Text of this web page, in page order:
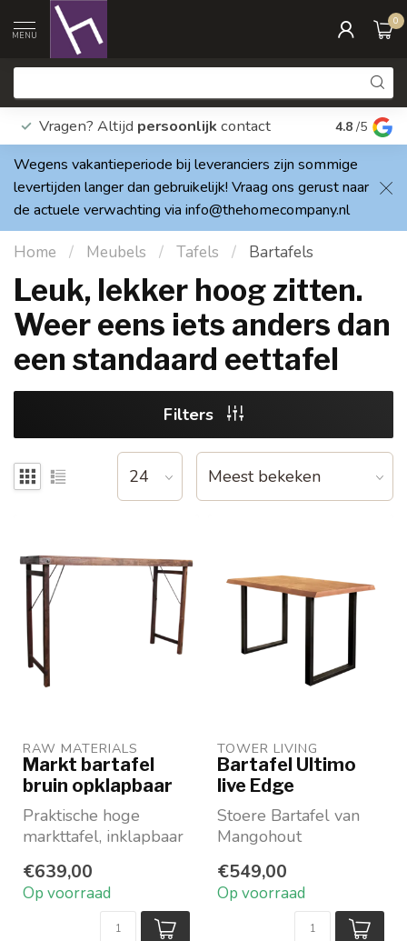
MENU
0
Vragen? Altijd persoonlijk contact Elke dag
4.8 /5
Wegens vakantieperiode bij leveranciers zijn sommige
levertijden langer dan gebruikelijk! Vraag ons gerust naar
de actuele verwachting via info@thehomecompany.nl
Home / Meubels / Tafels / Bartafels
Leuk, lekker hoog zitten.
Weer eens iets anders dan
een standaard eettafel
Filters
RAW MATERIALS
Markt bartafel
bruin opklapbaar
Praktische hoge
markttafel, inklapbaar
tuintafel
Kleur: bruin
€639,00
Op voorraad
TOWER LIVING
Bartafel Ultimo
live Edge
Stoere Bartafel van
Mangohout
gelakt
Boomstamlook
€549,00
Op voorraad